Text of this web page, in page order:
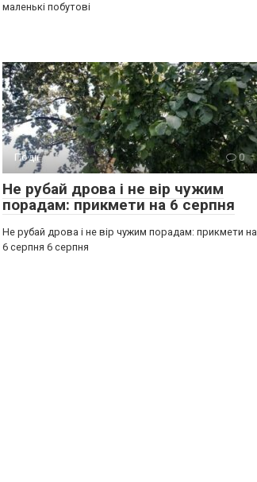
маленькі побутові
Події 0
Не рубай дрова і не вір чужим
порадам: прикмети на 6 серпня
Не рубай дрова і не вір чужим порадам: прикмети на
6 серпня 6 серпня